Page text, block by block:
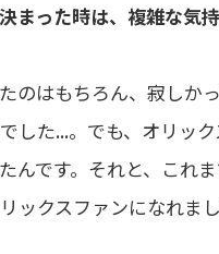
決まった時は、複雑な気
たのはもちろん、寂し
した...。でも、オリッ
んです。それと、これ
ックスファンになれまし